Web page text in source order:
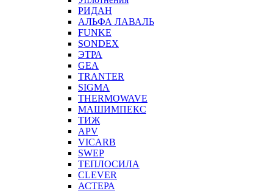
РИДАН
АЛЬФА ЛАВАЛЬ
FUNKE
SONDEX
ЭТРА
GEA
TRANTER
SIGMA
THERMOWAVE
МАШИМПЕКС
ТИЖ
APV
VICARB
SWEP
ТЕПЛОСИЛА
CLEVER
АСТЕРА